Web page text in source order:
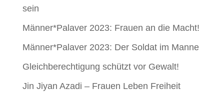
sein
Männer*Palaver 2023: Frauen an die Macht!
Männer*Palaver 2023: Der Soldat im Manne
Gleichbe­rechtigung schützt vor Gewalt!
Jin Jiyan Azadi – Frauen Leben Freiheit